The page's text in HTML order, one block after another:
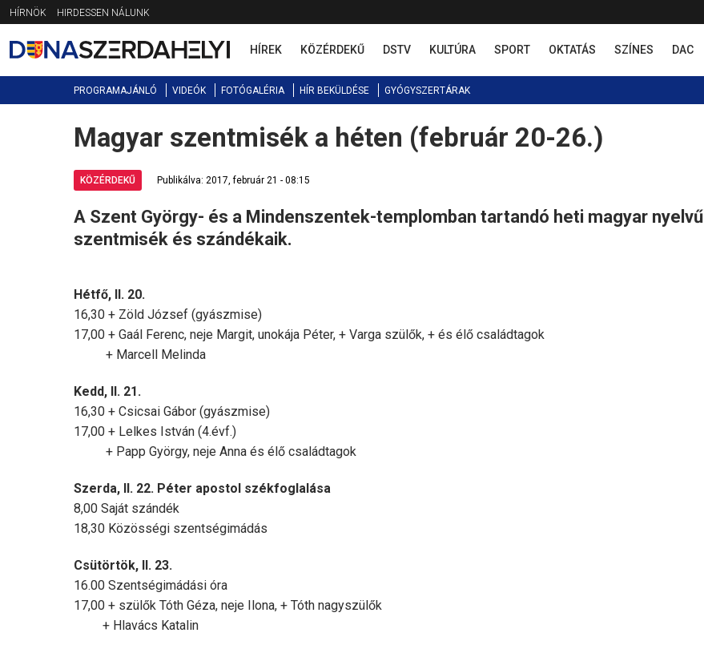
Jump
to
navigation
HÍRNÖK HIRDESSEN NÁLUNK
HÍREK KÖZÉRDEKŰ DSTV KULTÚRA SPORT OKTATÁS SZÍNES DAC
PROGRAMAJÁNLÓ VIDEÓK FOTÓGALÉRIA HÍR BEKÜLDÉSE GYÓGYSZERTÁRAK
Back
to
Magyar szentmisék a héten (február 20-26.)
KÖZÉRDEKŰ Publikálva: 2017, február 21 - 08:15
A Szent György- és a Mindenszentek-templomban tartandó heti magyar nyelvű
szentmisék és szándékaik.
Hétfő, II. 20.
16,30 + Zöld József (gyászmise)
17,00 + Gaál Ferenc, neje Margit, unokája Péter, + Varga szülők, + és élő családtagok
+ Marcell Melinda
Kedd, II. 21.
16,30 + Csicsai Gábor (gyászmise)
17,00 + Lelkes István (4.évf.)
+ Papp György, neje Anna és élő családtagok
Szerda, II. 22. Péter apostol székfoglalása
8,00 Saját szándék
18,30 Közösségi szentségimádás
Csütörtök, II. 23.
16.00 Szentségimádási óra
17,00 + szülők Tóth Géza, neje Ilona, + Tóth nagyszülők
+ Hlavács Katalin